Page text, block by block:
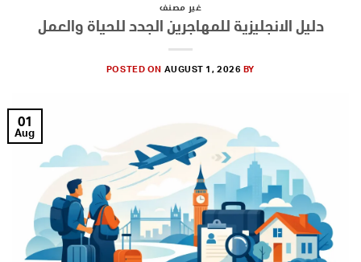
غير مصنف
دليل الانجليزية للمهاجرين الجدد للحياة والعمل
POSTED ON AUGUST 1, 2026 BY
01
Aug